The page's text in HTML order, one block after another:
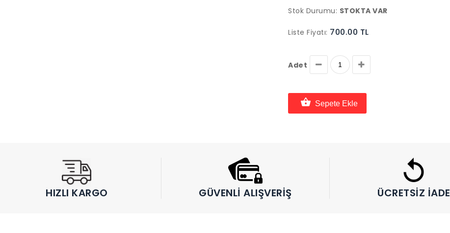
Stok Durumu: STOKTA VAR
Liste Fiyatı: 700.00 TL
Adet
Sepete Ekle
HIZLI KARGO GÜVENLI ALIŞVERIŞ ÜCRETSIZ İADE